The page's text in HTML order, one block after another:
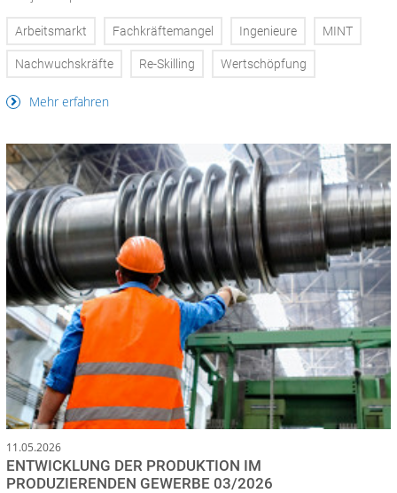
Arbeitsmarkt Fachkräftemangel Ingenieure MINT
Nachwuchskräfte Re-Skilling Wertschöpfung
Mehr erfahren
11.05.2026
ENTWICKLUNG DER PRODUKTION IM
PRODUZIERENDEN GEWERBE 03/2026